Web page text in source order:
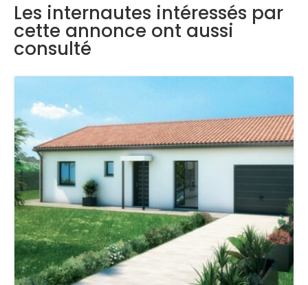
Les internautes intéressés par
cette annonce ont aussi
consulté